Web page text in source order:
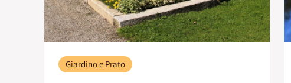
Giardino e Prato